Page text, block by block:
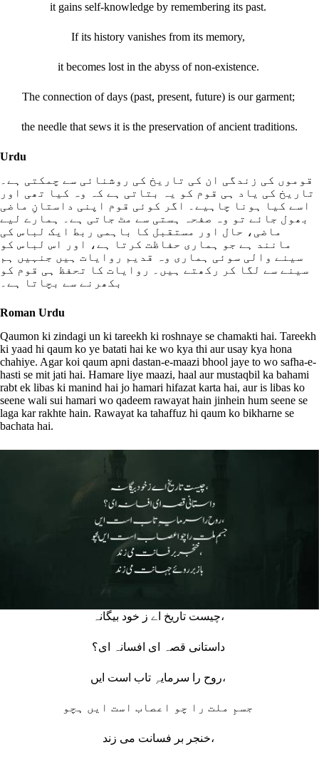
it gains self-knowledge by remembering its past.
If its history vanishes from its memory,
it becomes lost in the abyss of non-existence.
The connection of days (past, present, future) is our garment;
the needle that sews it is the preservation of ancient traditions.
Urdu
قوموں کی زندگی ان کی تاریخ کی روشنائی سے چمکتی ہے۔
تاریخ کی یاد ہی قوم کو یہ بتاتی ہے کہ وہ کیا تھی اور
اسے کیا ہونا چاہیے۔ اگر کوئی قوم اپنی داستانِ ماضی
بھول جائے تو وہ صفحہ ہستی سے مٹ جاتی ہے۔ ہمارے لیے
ماضی، حال اور مستقبل کا باہمی ربط ایک لباس کی
مانند ہے جو ہماری حفاظت کرتا ہے، اور اس لباس کو
سینے والی سوئی ہماری وہ قدیم روایات ہیں جنہیں ہم
سینے سے لگا کر رکھتے ہیں۔ روایات کا تحفظ ہی قوم کو
بکھرنے سے بچاتا ہے۔
Roman Urdu
Qaumon ki zindagi un ki tareekh ki roshnaye se chamakti hai. Tareekh
ki yaad hi qaum ko ye batati hai ke wo kya thi aur usay kya hona
chahiye. Agar koi qaum apni dastan-e-maazi bhool jaye to wo safha-e-
hasti se mit jati hai. Hamare liye maazi, haal aur mustaqbil ka bahami
rabt ek libas ki manind hai jo hamari hifazat karta hai, aur is libas ko
seene wali sui hamari wo qadeem rawayat hain jinhein hum seene se
laga kar rakhte hain. Rawayat ka tahaffuz hi qaum ko bikharne se
bachata hai.
چیست تاریخ اے ز خود بیگانہ،
داستانی قصہ ای افسانہ ای؟
روح را سرمایہِ تاب است ایں،
خنجر بر فسانت می زند،